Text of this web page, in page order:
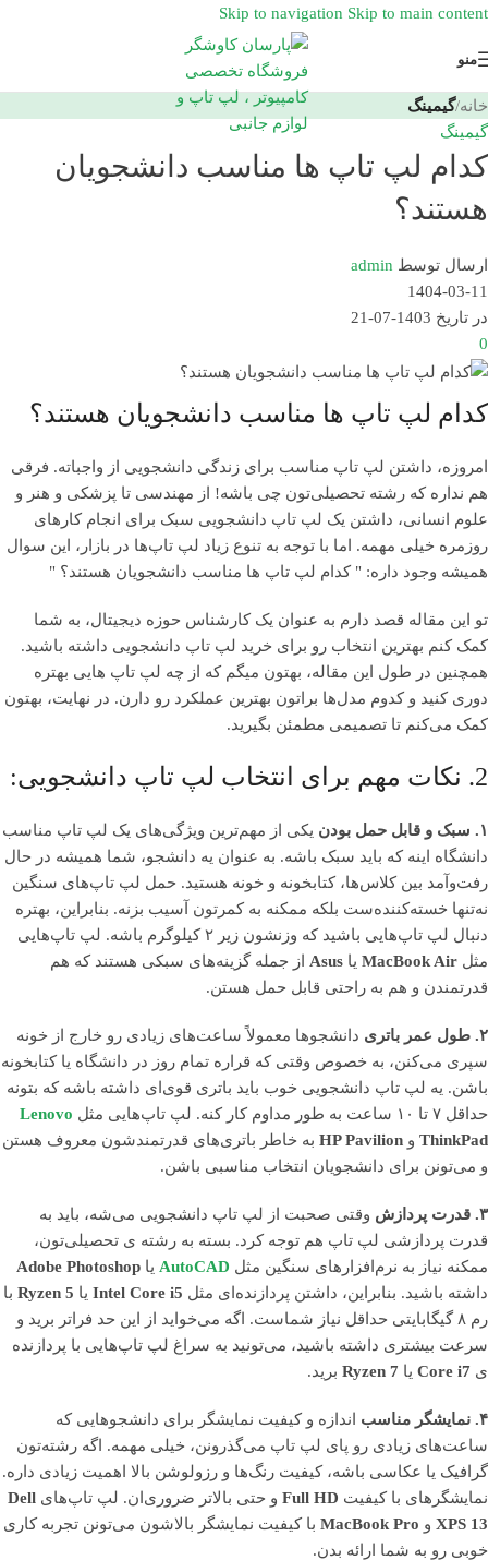
Skip to navigation Skip to main content
منو
خانه/گیمینگ
گیمینگ
کدام لپ تاپ ها مناسب دانشجویان
هستند؟
ارسال توسط admin
1404-03-11
در تاریخ 1403-07-21
0
کدام لپ تاپ ها مناسب دانشجویان هستند؟
امروزه، داشتن لپ تاپ مناسب برای زندگی دانشجویی از واجباته. فرقی
هم نداره که رشته تحصیلی‌تون چی باشه! از مهندسی تا پزشکی و هنر و
علوم انسانی، داشتن یک لپ تاپ دانشجویی سبک برای انجام کارهای
روزمره خیلی مهمه. اما با توجه به تنوع زیاد لپ تاپ‌ها در بازار، این سوال
همیشه وجود داره: " کدام لپ تاپ ها مناسب دانشجویان هستند؟ "
تو این مقاله قصد دارم به عنوان یک کارشناس حوزه دیجیتال، به شما
کمک کنم بهترین انتخاب رو برای خرید لپ تاپ دانشجویی داشته باشید.
همچنین در طول این مقاله، بهتون میگم که از چه لپ تاپ هایی بهتره
دوری کنید و کدوم مدل‌ها براتون بهترین عملکرد رو دارن. در نهایت، بهتون
کمک می‌کنم تا تصمیمی مطمئن بگیرید.
2. نکات مهم برای انتخاب لپ تاپ دانشجویی:
۱. سبک و قابل حمل بودن
یکی از مهم‌ترین ویژگی‌های یک لپ تاپ مناسب
دانشگاه اینه که باید سبک باشه. به عنوان یه دانشجو، شما همیشه در حال
رفت‌وآمد بین کلاس‌ها، کتابخونه و خونه هستید. حمل لپ تاپ‌های سنگین
نه‌تنها خسته‌کننده‌ست بلکه ممکنه به کمرتون آسیب بزنه. بنابراین، بهتره
دنبال لپ تاپ‌هایی باشید که وزنشون زیر ۲ کیلوگرم باشه. لپ تاپ‌هایی
مثل MacBook Air یا Asus از جمله گزینه‌های سبکی هستند که هم
قدرتمندن و هم به راحتی قابل حمل هستن.
۲. طول عمر باتری
دانشجوها معمولاً ساعت‌های زیادی رو خارج از خونه
سپری می‌کنن، به خصوص وقتی که قراره تمام روز در دانشگاه یا کتابخونه
باشن. یه لپ تاپ دانشجویی خوب باید باتری قوی‌ای داشته باشه که بتونه
حداقل ۷ تا ۱۰ ساعت به طور مداوم کار کنه. لپ تاپ‌هایی مثل
Lenovo
ThinkPad و HP Pavilion به خاطر باتری‌های قدرتمندشون معروف هستن
و می‌تونن برای دانشجویان انتخاب مناسبی باشن.
۳. قدرت پردازش
وقتی صحبت از لپ تاپ دانشجویی می‌شه، باید به
قدرت پردازشی لپ تاپ هم توجه کرد. بسته به رشته‌ ی تحصیلی‌تون،
ممکنه نیاز به نرم‌افزارهای سنگین مثل AutoCAD یا Adobe Photoshop
داشته باشید. بنابراین، داشتن پردازنده‌ای مثل Intel Core i5 یا Ryzen 5 با
رم ۸ گیگابایتی حداقل نیاز شماست. اگه می‌خواید از این حد فراتر برید و
سرعت بیشتری داشته باشید، می‌تونید به سراغ لپ تاپ‌هایی با پردازنده
ی Core i7 یا Ryzen 7 برید.
۴. نمایشگر مناسب
اندازه و کیفیت نمایشگر برای دانشجوهایی که
ساعت‌های زیادی رو پای لپ تاپ می‌گذرونن، خیلی مهمه. اگه رشته‌تون
گرافیک یا عکاسی باشه، کیفیت رنگ‌ها و رزولوشن بالا اهمیت زیادی داره.
نمایشگرهای با کیفیت Full HD و حتی بالاتر ضروری‌ان. لپ تاپ‌های Dell
XPS 13 و MacBook Pro با کیفیت نمایشگر بالاشون می‌تونن تجربه کاری
خوبی رو به شما ارائه بدن.